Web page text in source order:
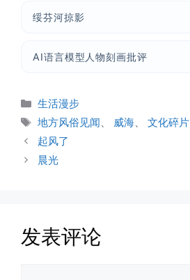
绥芬河掠影
AI语言模型人物刻画批评
分
类
生活漫步
标
签
地方风俗见闻、 威海、 文化碎片
起风了
晨光
发表评论